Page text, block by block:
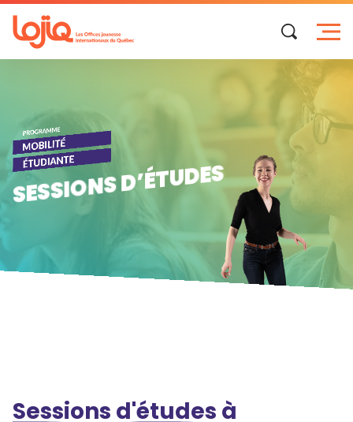
Skip
to
content
SESSIONS D’ÉTUDES
Sessions d'études à